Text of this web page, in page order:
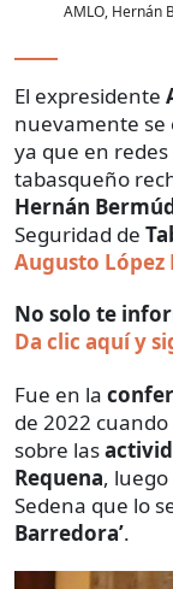
AMLO, Hernán
El expresidente
nuevamente se
ya que en
tabasqueño
Hernán
Seguridad de
Augusto López
No solo te
Da clic aquí y
Fue en la
de 2022
sobre las
Requena,
Sedena que lo
Barredora’.